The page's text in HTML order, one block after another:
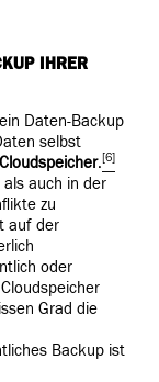
IHRER
Daten-Backup
selbst
.[6]
auch in der
zu
auf der
oder
Grad die
Backup ist